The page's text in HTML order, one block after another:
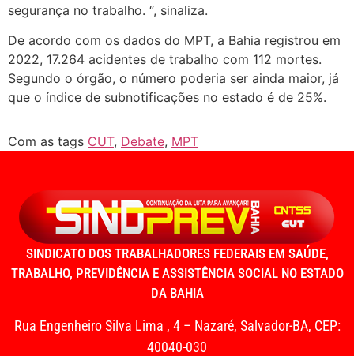
segurança no trabalho. “, sinaliza.
De acordo com os dados do MPT, a Bahia registrou em
2022, 17.264 acidentes de trabalho com 112 mortes.
Segundo o órgão, o número poderia ser ainda maior, já
que o índice de subnotificações no estado é de 25%.
Com as tags CUT, Debate, MPT
SINDICATO DOS TRABALHADORES FEDERAIS EM SAÚDE,
TRABALHO, PREVIDÊNCIA E ASSISTÊNCIA SOCIAL NO ESTADO
DA BAHIA
Rua Engenheiro Silva Lima , 4 – Nazaré, Salvador-BA, CEP:
40040-030